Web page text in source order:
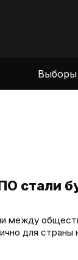
стали
между
для